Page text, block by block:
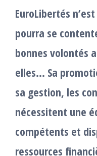
EuroLibertés
pourra se
bonnes volontés
elles… Sa
sa gestion, les
nécessitent une
compétents et
ressources